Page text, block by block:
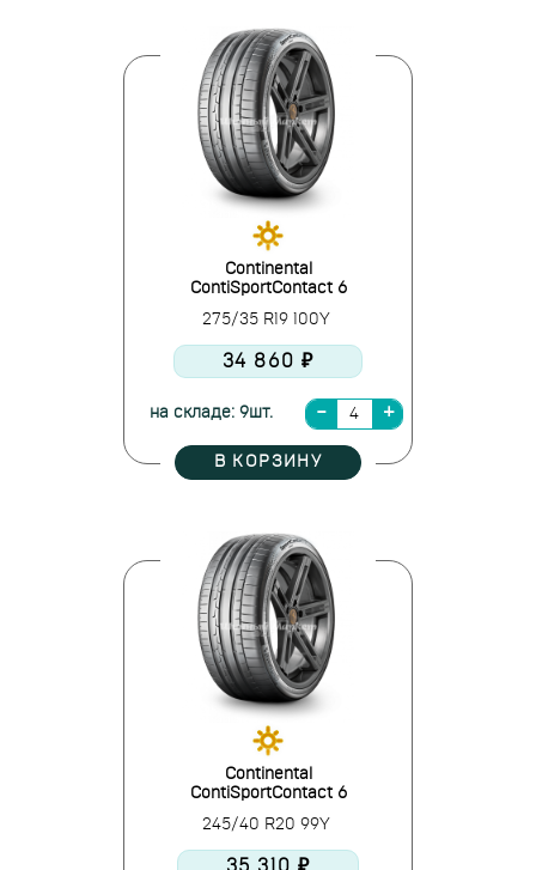
Continental
ContiSportContact 6
275/35 R19 100Y
34 860 ₽
на складе: 9шт.
В КОРЗИНУ
Continental
ContiSportContact 6
245/40 R20 99Y